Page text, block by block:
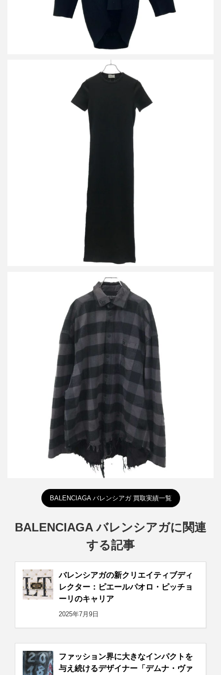
バレンシアガ 22SS ワンピース 698523 TLV18
買取金額13,000円
バレンシアガ 22AW オーバーサイズチェックシャツジャケット
720101 TNM38
買取金額48,400円
BALENCIAGA バレンシアガ 買取実績一覧
BALENCIAGA バレンシアガに関連
する記事
バレンシアガの新クリエイティブディ
レクター：ピエールパオロ・ピッチョ
ーリのキャリア
2025年7月9日
ファッション界に大きなインパクトを
与え続けるデザイナー「デムナ・ヴァ